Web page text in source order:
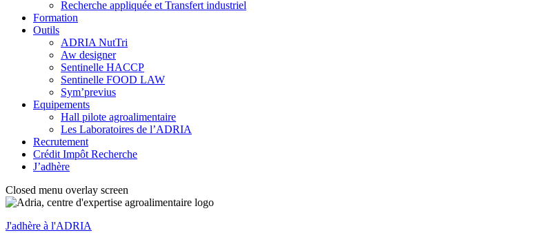
Recherche appliquée et Transfert industriel
Formation
Outils
ADRIA NutTri
Aw designer
Sentinelle HACCP
Sentinelle FOOD LAW
Sym’previus
Equipements
Hall pilote agroalimentaire
Les Laboratoires de l’ADRIA
Recrutement
Crédit Impôt Recherche
J’adhère
Closed menu overlay screen
J'adhère à l'ADRIA